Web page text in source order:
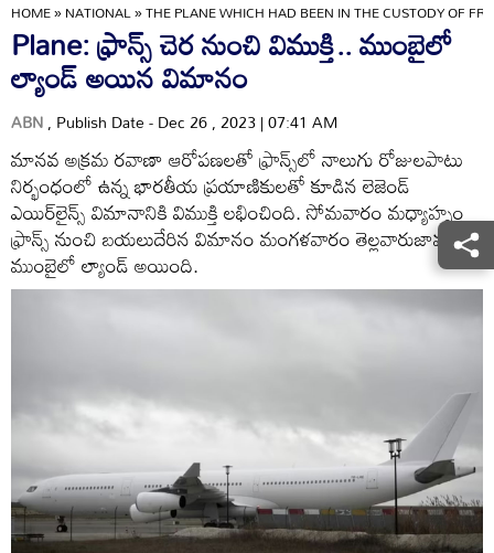
HOME»NATIONAL»THE PLANE WHICH HAD BEEN IN THE CUSTODY OF
Plane: ఫ్రాన్స్ చెర నుంచి విముక్తి.. ముంబైలో
ల్యాండ్ అయిన విమానం
ABN, Publish Date - Dec 26 , 2023 | 07:41 AM
మానవ అక్రమ రవాణా ఆరోపణలతో ఫ్రాన్స్‌లో నాలుగు రోజులపాటు
నిర్భంధంలో ఉన్న భారతీయ ప్రయాణికులతో కూడిన లెజెండ్
ఎయిర్‌లైన్స్ విమానానికి విముక్తి లభించింది. సోమవారం మధ్యాహ్నం
ఫ్రాన్స్ నుంచి బయలుదేరిన విమానం మంగళవారం తెల్లవారుజామున
ముంబైలో ల్యాండ్ అయింది.